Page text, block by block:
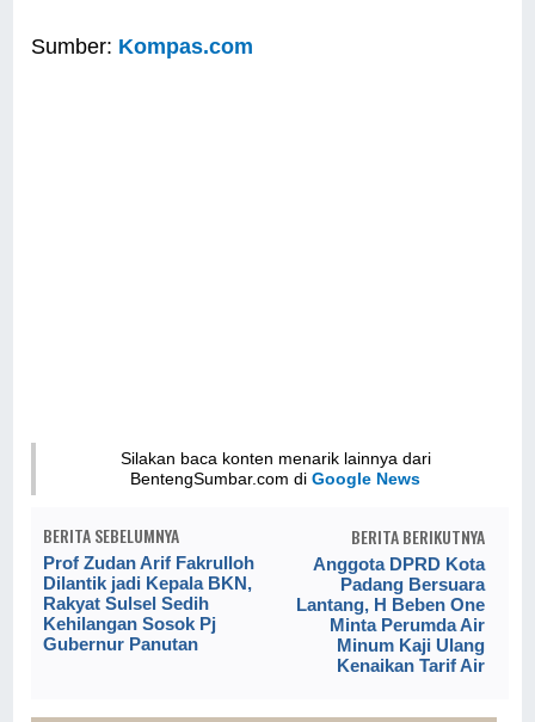
Sumber: Kompas.com
Silakan baca konten menarik lainnya dari
BentengSumbar.com diGoogle News
BERITA SEBELUMNYA
Prof Zudan Arif Fakrulloh
Dilantik jadi Kepala BKN,
Rakyat Sulsel Sedih
Kehilangan Sosok Pj
Gubernur Panutan
BERITA BERIKUTNYA
Anggota DPRD Kota
Padang Bersuara
Lantang, H Beben One
Minta Perumda Air
Minum Kaji Ulang
Kenaikan Tarif Air